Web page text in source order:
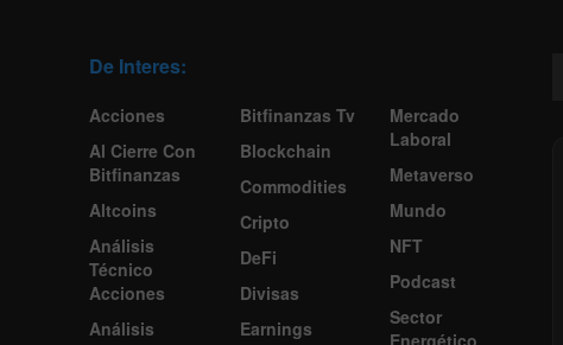
De Interes:
Acciones
Al Cierre Con
Bitfinanzas
Altcoins
Análisis
Técnico
Acciones
Análisis
Bitfinanzas Tv
Blockchain
Commodities
Cripto
DeFi
Divisas
Earnings
Mercado
Laboral
Metaverso
Mundo
NFT
Podcast
Sector
Energético